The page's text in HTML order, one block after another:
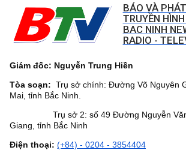
BÁO VÀ
TRUYỀN
BAC NINH
RADIO -
Giám đốc: Nguyễn Trung Hiền
Tòa soạn: Trụ sở chính: Đường Võ Nguyên
Mai, tỉnh Bắc Ninh.
Trụ sở 2: số 49 Đường Nguyễn Văn
Giang, tỉnh Bắc Ninh
Điện thoại: (+84) - 0204 - 3854404